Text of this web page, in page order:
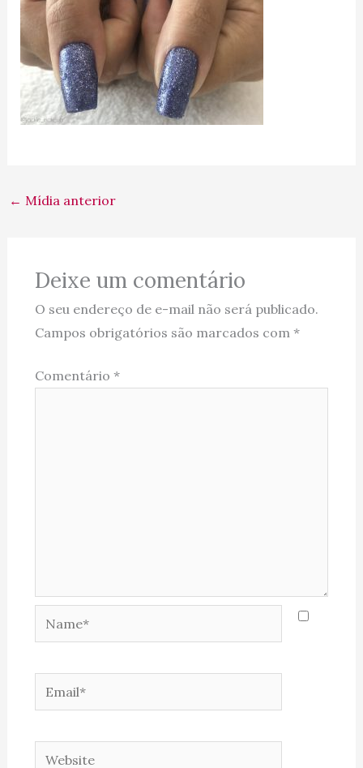
← Mídia anterior
Deixe um comentário
O seu endereço de e-mail não será publicado.
Campos obrigatórios são marcados com *
Comentário *
Name*
Email*
Website